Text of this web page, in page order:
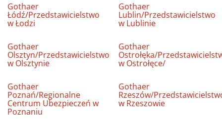
Gothaer
Łódź/Przedstawicielstwo
w Łodzi
Gothaer
Lublin/Przedstawicielstwo
w Lublinie
Gothaer
Olsztyn/Przedstawicielstwo
w Olsztynie
Gothaer
Ostrołęka/
w Ostrołęce/
Gothaer
Poznań/Regionalne
Centrum Ubezpieczeń w
Poznaniu
Gothaer
Rzeszów/
w Rzeszowie